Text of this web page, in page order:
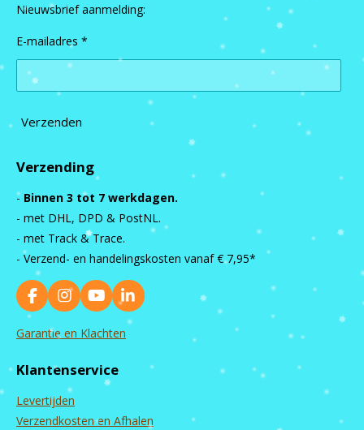
Nieuwsbrief aanmelding:
E-mailadres *
Verzenden
Verzending
- Binnen 3 tot 7 werkdagen.
- met DHL, DPD & PostNL.
- met Track & Trace.
- Verzend- en handelingskosten vanaf € 7,95*
F
a
c
o
k
I
n
s
g
r
a
m
Y
o
u
b
L
i
Garantie en Klachten
Klantenservice
Levertijden
Verzendkosten en Afhalen